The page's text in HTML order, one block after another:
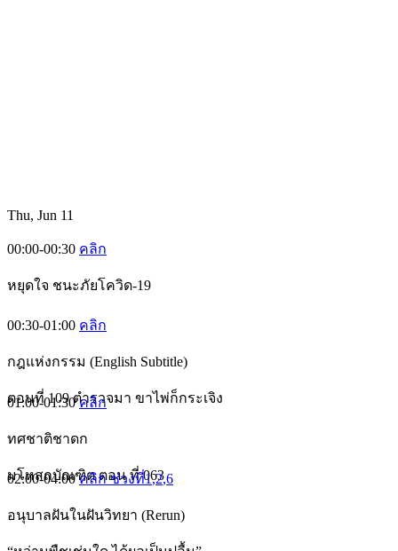
Thu, Jun 11
00:00-00:30 คลิก
หยุดใจ ชนะภัยโควิด-19
00:30-01:00 คลิก
กฎแห่งกรรม (English Subtitle)
ตอนที่ 109 ตำรวจมา ขาไพ่ก็กระเจิง
01:00-01:30คลิก
ทศชาติชาดก
มโหสถบัณฑิต ตอน ที่ 063
02:00-04:00คลิก ช่วงที่1,2,6
อนุบาลฝันในฝันวิทยา (Rerun)